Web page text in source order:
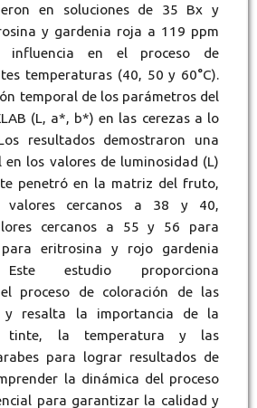
en soluciones de 35 Bx y
y gardenia roja a 119 ppm
influencia en el proceso de
temperaturas (40, 50 y 60°C).
temporal de los parámetros del
(L, a*, b*) en las cerezas a lo
resultados demostraron una
los valores de luminosidad (L)
penetró en la matriz del fruto,
valores cercanos a 38 y 40,
cercanos a 55 y 56 para
eritrosina y rojo gardenia
Este estudio proporciona
proceso de coloración de las
y resalta la importancia de la
tinte, la temperatura y las
para lograr resultados de
la dinámica del proceso
para garantizar la calidad y